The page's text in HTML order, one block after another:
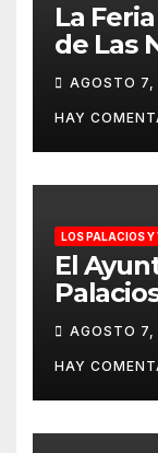
La
de Las
AGOSTO
HAY
LOS PALACIOS
El
más de
mejora
Rafael
nueva
AGOSTO
HAY